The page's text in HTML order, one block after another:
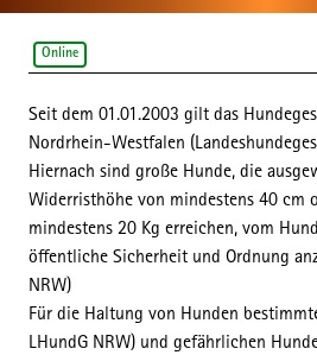
Online
Beschreibung
Seit dem 01.01.2003 gilt das
Nordrhein-Westfalen
Hiernach sind große Hunde, die
Widerristhöhe von mindestens 40 cm
mindestens 20 Kg erreichen, vom
öffentliche Sicherheit und Ordnung
NRW)
Für die Haltung von Hunden
LHundG NRW) und gefährlichen